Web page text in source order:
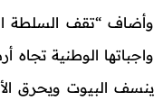
وأضاف “تقف السلطة
واجباتها الوطنية
ينسف البيوت ويحرق